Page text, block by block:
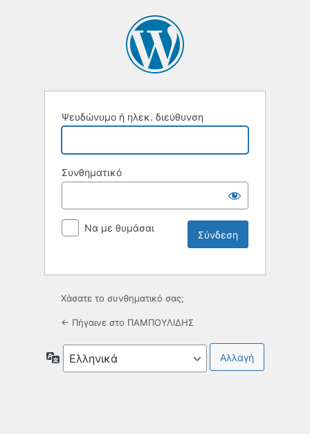
Ψευδώνυμο ή ηλεκ. διεύθυνση
Συνθηματικό
Να με θυμάσαι
Χάσατε το συνθηματικό σας;
← Πήγαινε στο ΠΑΜΠΟΥΛΙΔΗΣ
Γλώσσα